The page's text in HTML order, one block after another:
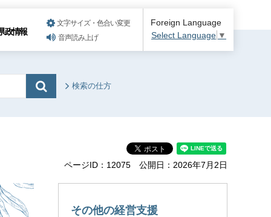
政情報
文字サイズ・色合い変更
音声読み上げ
Foreign Language
Select Language ▼
検索の仕方
ページID：12075 公開日：2026年7月2日
その他の経営支援